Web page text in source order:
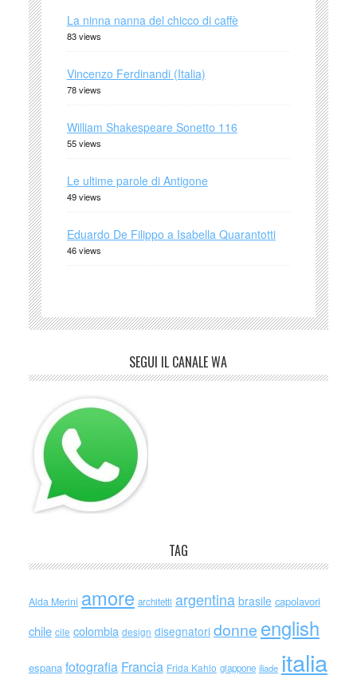
La ninna nanna del chicco di caffè
83 views
Vincenzo Ferdinandi (Italia)
78 views
William Shakespeare Sonetto 116
55 views
Le ultime parole di Antigone
49 views
Eduardo De Filippo a Isabella Quarantotti
46 views
SEGUI IL CANALE WA
TAG
Alda Merini amore architetti argentina brasile capolavori
chile cile colombia design disegnatori donne english
espana fotografia Francia Frida Kahlo giappone iliade italia